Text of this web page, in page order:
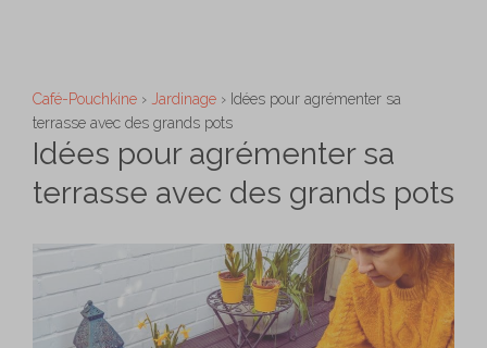
Café-Pouchkine › Jardinage › Idées pour agrémenter sa
terrasse avec des grands pots
Idées pour agrémenter sa
terrasse avec des grands pots